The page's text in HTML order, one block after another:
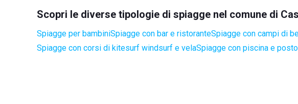
Scopri le diverse tipologie di spiagge nel comune di
Spiagge per bambiniSpiagge con bar e ristoranteSpiagge con campi di
Spiagge con corsi di kitesurf windsurf e velaSpiagge con piscina e